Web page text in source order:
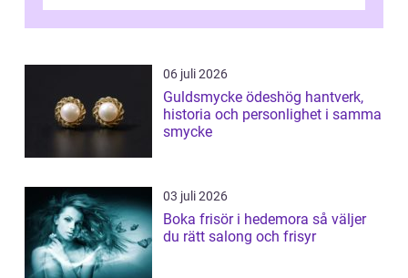
06 juli 2026
Guldsmycke ödeshög hantverk,
historia och personlighet i samma
smycke
03 juli 2026
Boka frisör i hedemora så väljer
du rätt salong och frisyr